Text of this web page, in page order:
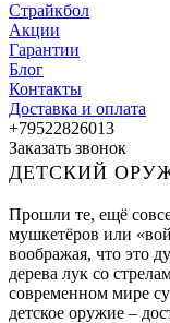
Страйкбол
Акции
Гарантии
Блог
Контакты
Доставка и оплата
+79522826013
Заказать звонок
ДЕТСКИЙ
Прошли те, ещё
мушкетёров или
воображая, что это
дерева лук со
современном мире
детское оружие –